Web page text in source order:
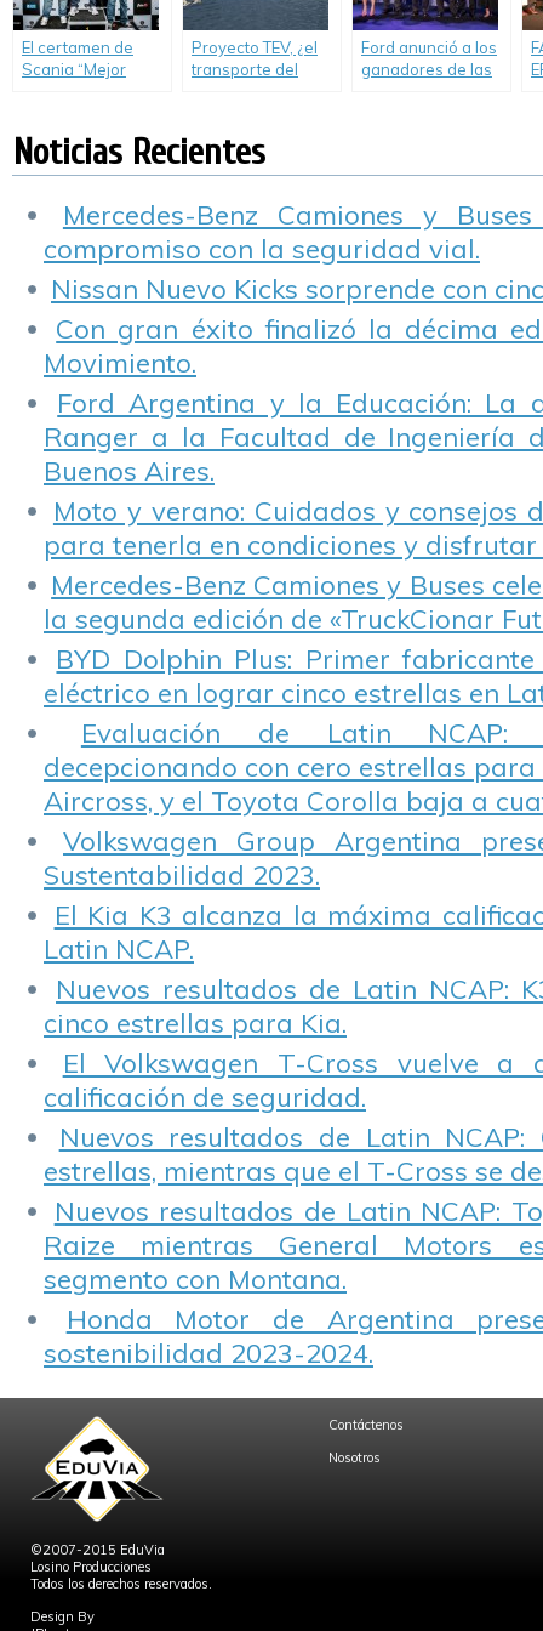
El certamen de
Scania “Mejor
a su último finalista:
Jorge Correa.
Proyecto TEV, ¿el
transporte del
Ford anunció a los
ganadores de las
Noticias Recientes
Mercedes-Benz Camiones y
compromiso con la seguridad vial.
Nissan Nuevo Kicks sorprende con
Con gran éxito finalizó la décima
Movimiento.
Ford Argentina y la Educación: La
Ranger a la Facultad de Ingeniería
Buenos Aires.
Moto y verano: Cuidados y consejos
para tenerla en condiciones y disfrutar
Mercedes-Benz Camiones y Buses
la segunda edición de «TruckCionar
BYD Dolphin Plus: Primer
eléctrico en lograr cinco estrellas en
Evaluación de Latin NCAP:
decepcionando con cero estrellas para
Aircross, y el Toyota Corolla baja a
Volkswagen Group Argentina
Sustentabilidad 2023.
El Kia K3 alcanza la máxima
Latin NCAP.
Nuevos resultados de Latin NCAP:
cinco estrellas para Kia.
El Volkswagen T-Cross vuelve a
calificación de seguridad.
Nuevos resultados de Latin NCAP:
estrellas, mientras que el T-Cross se
Nuevos resultados de Latin NCAP:
Raize mientras General Motors
segmento con Montana.
Honda Motor de Argentina
sostenibilidad 2023-2024.
©2007-2015 EduVia
Losino Producciones
Todos los derechos reservados.
Design By
Contáctenos
Nosotros